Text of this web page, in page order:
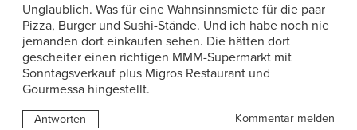
Unglaublich. Was für eine Wahnsinnsmiete für die paar
Pizza, Burger und Sushi-Stände. Und ich habe noch nie
jemanden dort einkaufen sehen. Die hätten dort
gescheiter einen richtigen MMM-Supermarkt mit
Sonntagsverkauf plus Migros Restaurant und
Gourmessa hingestellt.
Antworten
Kommentar melden